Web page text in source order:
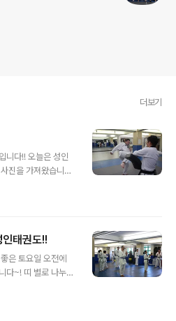
더보기
니다!! 오늘은 성인
진을 가져왔습니다
집니다~♥
태권도!!
은 토요일 오전에
다~! 띠 별로 나누어
~ 저의 도장의 꽃 초